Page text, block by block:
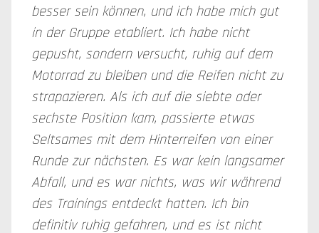
besser sein können, und ich habe mich gut
in der Gruppe etabliert. Ich habe nicht
gepusht, sondern versucht, ruhig auf dem
Motorrad zu bleiben und die Reifen nicht zu
strapazieren. Als ich auf die siebte oder
sechste Position kam, passierte etwas
Seltsames mit dem Hinterreifen von einer
Runde zur nächsten. Es war kein langsamer
Abfall, und es war nichts, was wir während
des Trainings entdeckt hatten. Ich bin
definitiv ruhig gefahren, und es ist nicht